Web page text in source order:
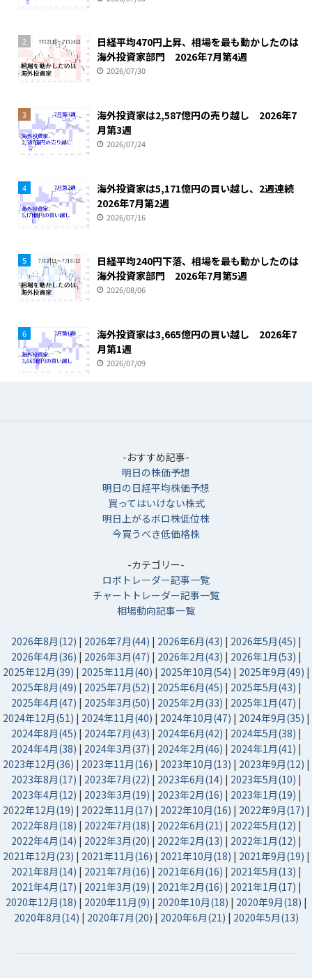
2
日経平均470円上昇、相場を最も動かしたのは
海外投資家部門 2026年7月第4週
2026/07/30
3
海外投資家は2,587億円の売り越し 2026年7
月第3週
2026/07/24
4
海外投資家は5,171億円の買い越し、2週連続
2026年7月第2週
2026/07/16
5
日経平均240円下落、相場を最も動かしたのは
海外投資家部門 2026年7月第5週
2026/08/06
6
海外投資家は3,665億円の買い越し 2026年7
月第1週
2026/07/09
-おすすめ記事-
明日の株価予想
明日の日経平均株価予想
買ってはいけない株式
明日上がるボロ株低位株
今買うべき低価格株
-カテゴリー-
ロボトレーダー記事一覧
チャートトレーダー記事一覧
相場動向記事一覧
2026年8月(12) | 2026年7月(44) | 2026年6月(43) | 2026年5月(45) |
2026年4月(36) | 2026年3月(47) | 2026年2月(43) | 2026年1月(53) |
2025年12月(39) | 2025年11月(40) | 2025年10月(54) | 2025年9月(49) |
2025年8月(49) | 2025年7月(52) | 2025年6月(45) | 2025年5月(43) |
2025年4月(47) | 2025年3月(50) | 2025年2月(33) | 2025年1月(47) |
2024年12月(51) | 2024年11月(40) | 2024年10月(47) | 2024年9月(35) |
2024年8月(45) | 2024年7月(43) | 2024年6月(42) | 2024年5月(38) |
2024年4月(38) | 2024年3月(37) | 2024年2月(46) | 2024年1月(41) |
2023年12月(36) | 2023年11月(16) | 2023年10月(13) | 2023年9月(12) |
2023年8月(17) | 2023年7月(22) | 2023年6月(14) | 2023年5月(10) |
2023年4月(12) | 2023年3月(19) | 2023年2月(16) | 2023年1月(19) |
2022年12月(19) | 2022年11月(17) | 2022年10月(16) | 2022年9月(17) |
2022年8月(18) | 2022年7月(18) | 2022年6月(21) | 2022年5月(12) |
2022年4月(14) | 2022年3月(20) | 2022年2月(13) | 2022年1月(12) |
2021年12月(23) | 2021年11月(16) | 2021年10月(18) | 2021年9月(19) |
2021年8月(14) | 2021年7月(16) | 2021年6月(16) | 2021年5月(13) |
2021年4月(17) | 2021年3月(19) | 2021年2月(16) | 2021年1月(17) |
2020年12月(18) | 2020年11月(9) | 2020年10月(18) | 2020年9月(18) |
2020年8月(14) | 2020年7月(20) | 2020年6月(21) | 2020年5月(13)